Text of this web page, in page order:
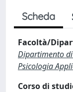
Scheda
Facoltà/
Dipartimento
Psicologia
Corso di